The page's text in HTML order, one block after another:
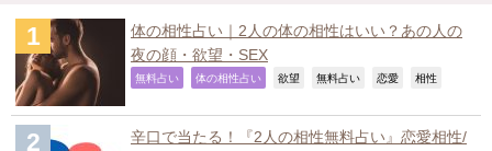
体の相性占い｜2人の体の相性はいい？あの人の
夜の顔・欲望・SEX
無料占い 体の相性占い 欲望 無料占い 恋愛 相性
辛口で当たる！『2人の相性無料占い』恋愛相性/